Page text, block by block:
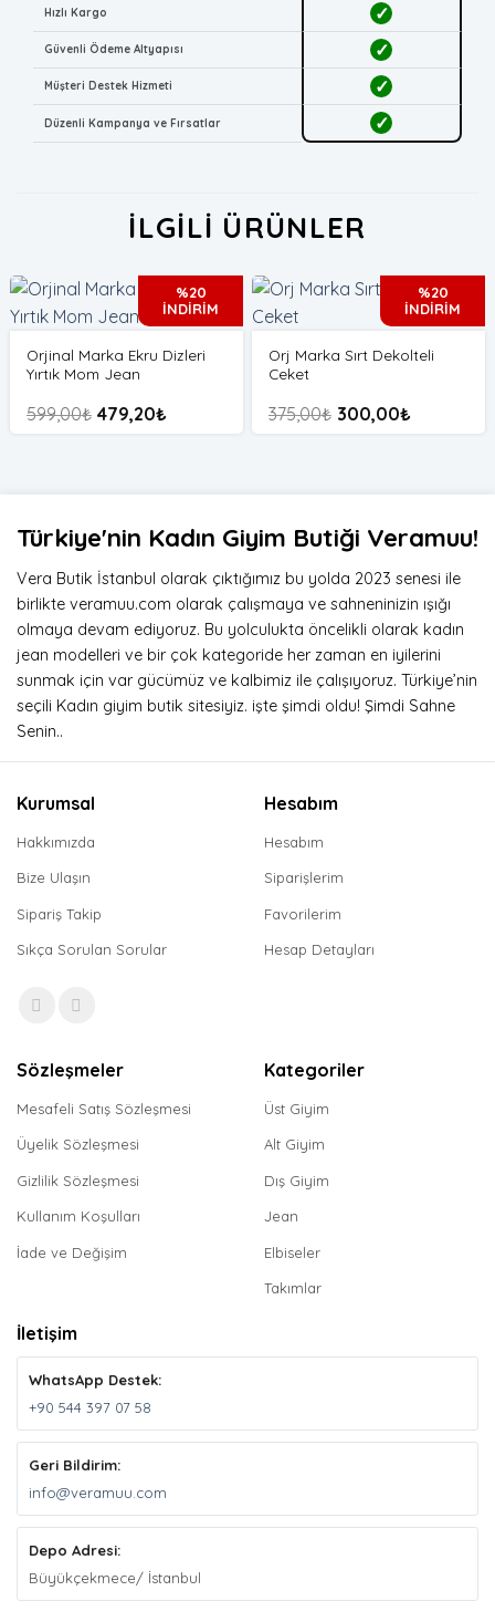
Hızlı Kargo ✓
Güvenli Ödeme Altyapısı ✓
Müşteri Destek Hizmeti ✓
Düzenli Kampanya ve Fırsatlar ✓
İLGILI ÜRÜNLER
%20
İNDİRİM
Orjinal Marka Ekru Dizleri
Yırtık Mom Jean
599,00₺ 479,20₺
%20
İNDİRİM
Orj Marka Sırt Dekolteli
Ceket
375,00₺ 300,00₺
Türkiye'nin Kadın Giyim Butiği Veramuu!
Vera Butik İstanbul olarak çıktığımız bu yolda 2023 senesi ile
birlikte veramuu.com olarak çalışmaya ve sahneninizin ışığı
olmaya devam ediyoruz. Bu yolculukta öncelikli olarak kadın
jean modelleri ve bir çok kategoride her zaman en iyilerini
sunmak için var gücümüz ve kalbimiz ile çalışıyoruz. Türkiye’nin
seçili Kadın giyim butik sitesiyiz. işte şimdi oldu! Şimdi Sahne
Senin..
Kurumsal
Hakkımızda
Bize Ulaşın
Sipariş Takip
Sıkça Sorulan Sorular
Hesabım
Hesabım
Siparişlerim
Favorilerim
Hesap Detayları
Sözleşmeler
Mesafeli Satış Sözleşmesi
Üyelik Sözleşmesi
Gizlilik Sözleşmesi
Kullanım Koşulları
İade ve Değişim
Kategoriler
Üst Giyim
Alt Giyim
Dış Giyim
Jean
Elbiseler
Takımlar
İletişim
WhatsApp Destek:
+90 544 397 07 58
Geri Bildirim:
info@veramuu.com
Depo Adresi:
Büyükçekmece/ İstanbul